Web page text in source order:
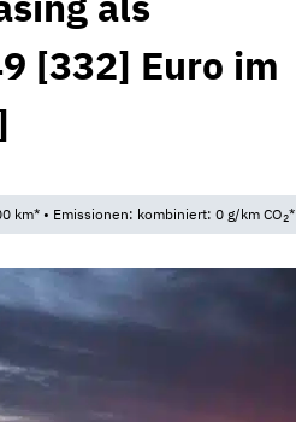
[332] Euro im
km* • Emissionen: kombiniert: 0 g/km CO2*